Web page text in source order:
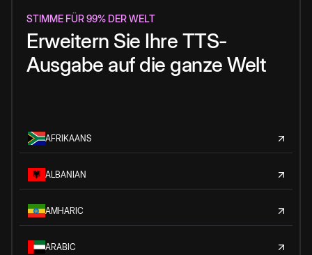
STIMME FÜR 99% DER WELT
Erweitern Sie Ihre TTS-
Ausgabe auf die ganze Welt
AFRIKAANS
ALBANIAN
AMHARIC
ARABIC